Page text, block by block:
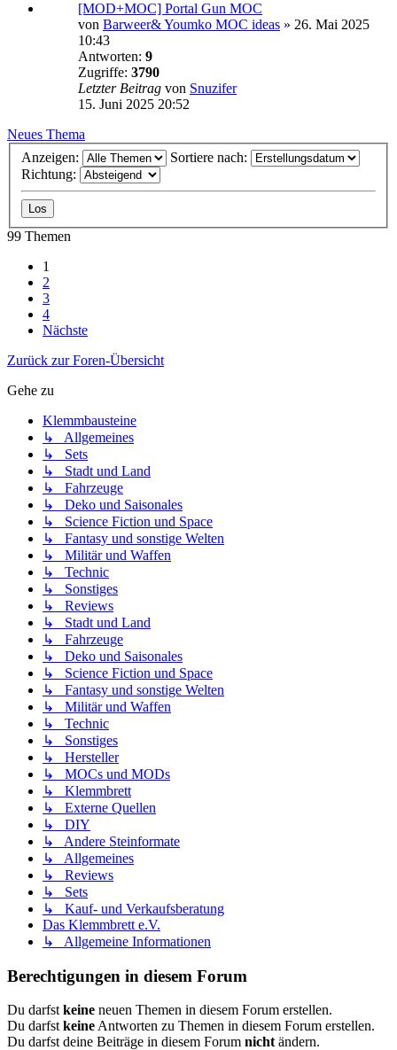
[MOD+MOC] Portal Gun MOC
von Barweer& Youmko MOC ideas » 26. Mai 2025
10:43
Antworten: 9
Zugriffe: 3790
Letzter Beitrag von Snuzifer
15. Juni 2025 20:52
Neues Thema
Anzeigen:
Sortiere nach:
Richtung:
99 Themen
1
2
3
4
Nächste
Zurück zur Foren-Übersicht
Gehe zu
Klemmbausteine
↳ Allgemeines
↳ Sets
↳ Stadt und Land
↳ Fahrzeuge
↳ Deko und Saisonales
↳ Science Fiction und Space
↳ Fantasy und sonstige Welten
↳ Militär und Waffen
↳ Technic
↳ Sonstiges
↳ Reviews
↳ Stadt und Land
↳ Fahrzeuge
↳ Deko und Saisonales
↳ Science Fiction und Space
↳ Fantasy und sonstige Welten
↳ Militär und Waffen
↳ Technic
↳ Sonstiges
↳ Hersteller
↳ MOCs und MODs
↳ Klemmbrett
↳ Externe Quellen
↳ DIY
↳ Andere Steinformate
↳ Allgemeines
↳ Reviews
↳ Sets
↳ Kauf- und Verkaufsberatung
Das Klemmbrett e.V.
↳ Allgemeine Informationen
Berechtigungen in diesem Forum
Du darfst keine neuen Themen in diesem Forum erstellen.
Du darfst keine Antworten zu Themen in diesem Forum erstellen.
Du darfst deine Beiträge in diesem Forum nicht ändern.